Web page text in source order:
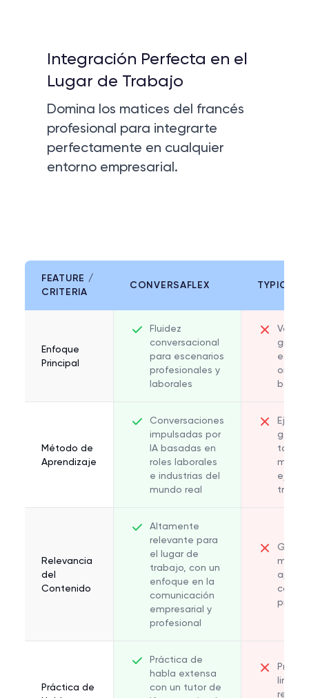
Integración Perfecta en el
Lugar de Trabajo
Domina los matices del francés
profesional para integrarte
perfectamente en cualquier
entorno empresarial.
FEATURE /
CRITERIA
CONVERSAFLEX TYPICAL
Enfoque
Principal
Fluidez
conversacional
para escenarios
profesionales y
laborales
Método de
Aprendizaje
Conversaciones
impulsadas por
IA basadas en
roles laborales
e industrias del
mundo real
Relevancia
del
Contenido
Altamente
relevante para
el lugar de
trabajo, con un
enfoque en la
comunicación
empresarial y
profesional
Práctica de
Práctica de
habla extensa
con un tutor de